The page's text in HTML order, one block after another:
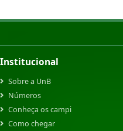
Institucional
Sobre a UnB
Números
Conheça os campi
Como chegar